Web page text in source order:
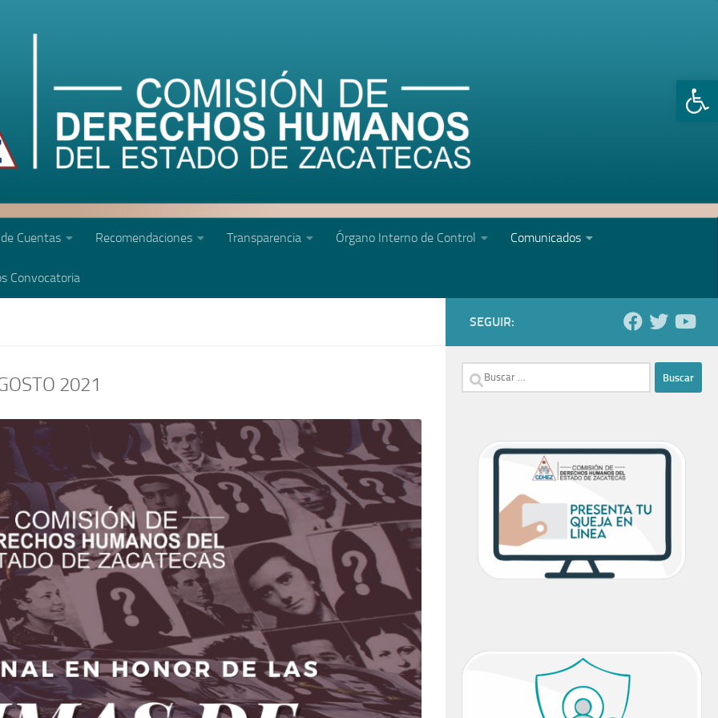
Abrir
Cuentas Recomendaciones Transparencia Órgano Interno de Control Comunicados
Convocatoria
2021
SEGUIR:
Buscar: